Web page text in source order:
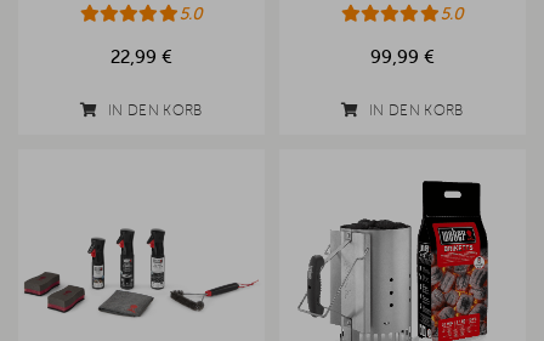
5.0
22,99 €
IN DEN KORB
(2026)
5.0
99,99 €
IN DEN KORB